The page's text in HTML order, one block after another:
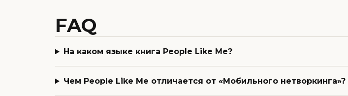
FAQ
На каком языке книга People Like Me?
Чем People Like Me отличается от «Мобильного нетворкинга»?